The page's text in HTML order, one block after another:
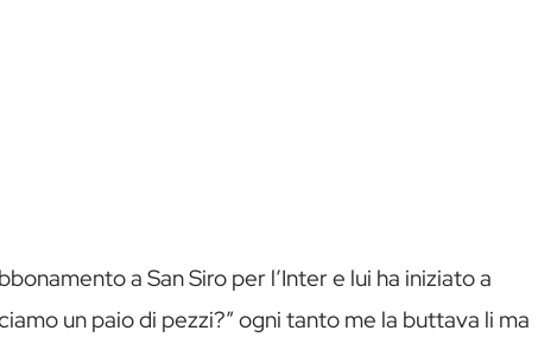
a San Siro per l’Inter e lui ha iniziato a
un paio di pezzi?” ogni tanto me la buttava li ma